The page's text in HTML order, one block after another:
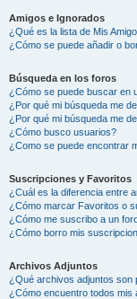
Amigos e Ignorados
¿Qué es la lista de Mis
¿Cómo se puede añadir o
Búsqueda en los foros
¿Cómo se puede buscar en
¿Por qué mi búsqueda me
¿Por qué mi búsqueda me
¿Cómo busco usuarios?
¿Como se puede encontrar
Suscripciones y Favoritos
¿Cuál es la diferencia entre
¿Cómo marcar Favoritos o
¿Cómo me suscribo a un
¿Cómo borro mis
Archivos Adjuntos
¿Qué archivos adjuntos son
¿Cómo encuentro todos mis